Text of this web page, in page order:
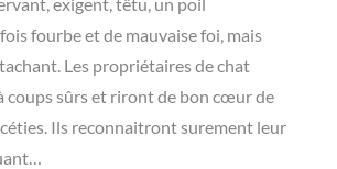
fourbe et de mauvaise foi, mais
Les propriétaires de chat
coups sûrs et riront de bon cœur de
Ils reconnaitront surement leur